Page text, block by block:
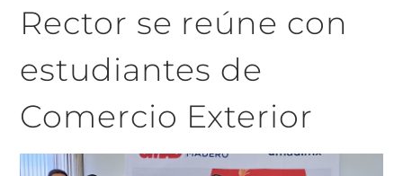
Rector se reúne con
estudiantes de
Comercio Exterior